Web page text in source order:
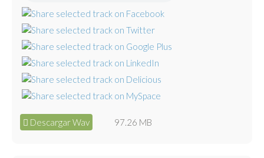
Descargar Wav 97.26 MB